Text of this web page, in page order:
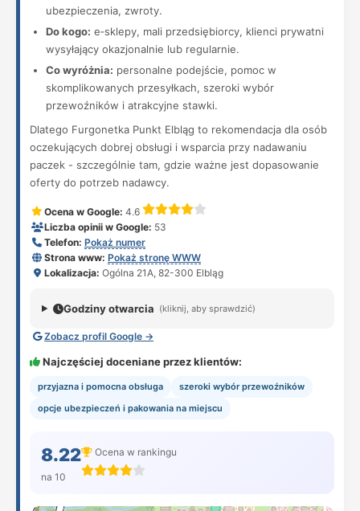
ubezpieczenia, zwroty.
Do kogo: e‑sklepy, mali przedsiębiorcy, klienci prywatni
wysyłający okazjonalnie lub regularnie.
Co wyróżnia: personalne podejście, pomoc w
skomplikowanych przesyłkach, szeroki wybór
przewoźników i atrakcyjne stawki.
Dlatego Furgonetka Punkt Elbląg to rekomendacja dla osób
oczekujących dobrej obsługi i wsparcia przy nadawaniu
paczek - szczególnie tam, gdzie ważne jest dopasowanie
oferty do potrzeb nadawcy.
Ocena w Google: 4.6
Liczba opinii w Google: 53
Telefon: Pokaż numer
Strona www: Pokaż stronę WWW
Lokalizacja: Ogólna 21A, 82-300 Elbląg
Godziny otwarcia (kliknij, aby sprawdzić)
Zobacz profil Google →
Najczęściej doceniane przez klientów:
przyjazna i pomocna obsługa
szeroki wybór przewoźników
opcje ubezpieczeń i pakowania na miejscu
8.22
na 10
Ocena w rankingu